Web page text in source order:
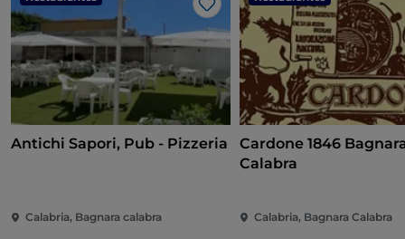
Me gusta
Antichi Sapori, Pub - Pizzeria
Calabria, Bagnara calabra
Cardone 1846
Calabra
Calabria, Bagnara Calabra